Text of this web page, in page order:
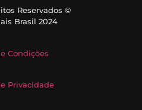
Reservados ©
Brasil 2024
Condições
Privacidade